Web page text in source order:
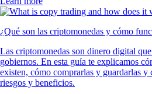
¿Qué son las criptomonedas y cómo
Las criptomonedas son dinero digital
gobiernos. En esta guía te explicamos
existen, cómo comprarlas y guardarlas y
riesgos y beneficios.